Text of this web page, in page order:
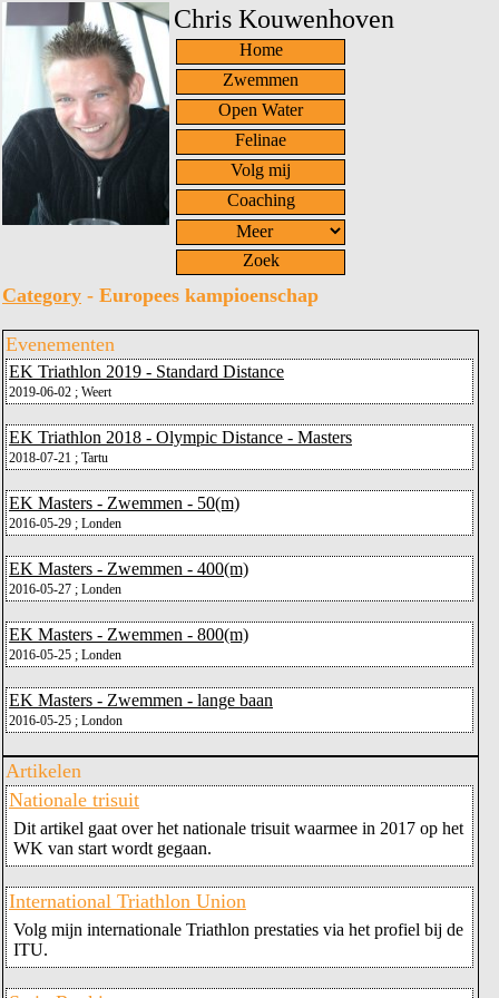
Chris Kouwenhoven
Home
Zwemmen
Open Water
Felinae
Volg mij
Coaching
Zoek
Category - Europees kampioenschap
Evenementen
EK Triathlon 2019 - Standard Distance
2019-06-02 ; Weert
EK Triathlon 2018 - Olympic Distance - Masters
2018-07-21 ; Tartu
EK Masters - Zwemmen - 50(m)
2016-05-29 ; Londen
EK Masters - Zwemmen - 400(m)
2016-05-27 ; Londen
EK Masters - Zwemmen - 800(m)
2016-05-25 ; Londen
EK Masters - Zwemmen - lange baan
2016-05-25 ; London
Artikelen
Nationale trisuit
Dit artikel gaat over het nationale trisuit waarmee in 2017 op het
WK van start wordt gegaan.
International Triathlon Union
Volg mijn internationale Triathlon prestaties via het profiel bij de
ITU.